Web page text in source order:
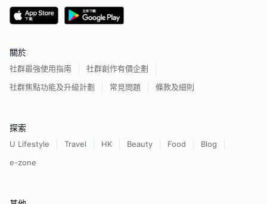
關於
社群最強使用指南
社群創作有價企劃
社群焦點功能及升級計劃
常見問題 條款及細則
探索
U Lifestyle Travel HK Beauty Food
Blog
e-zone